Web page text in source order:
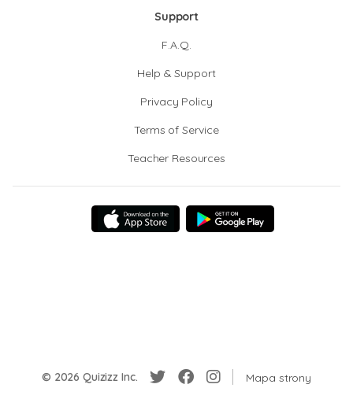
Support
F.A.Q.
Help & Support
Privacy Policy
Terms of Service
Teacher Resources
© 2026 Quizizz Inc. Mapa strony